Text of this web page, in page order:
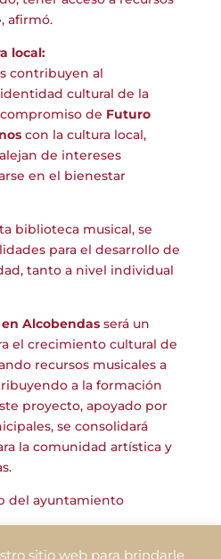
afirmó.
local:
contribuyen al
cultural de la
de Futuro
con la cultura local,
de intereses
en el bienestar
biblioteca musical, se
para el desarrollo de
tanto a nivel individual
Alcobendasserá un
el crecimiento cultural de
recursos musicales a
a la formación
proyecto, apoyado por
se consolidará
la comunidad artística y
del ayuntamiento
sitio web para brindarle